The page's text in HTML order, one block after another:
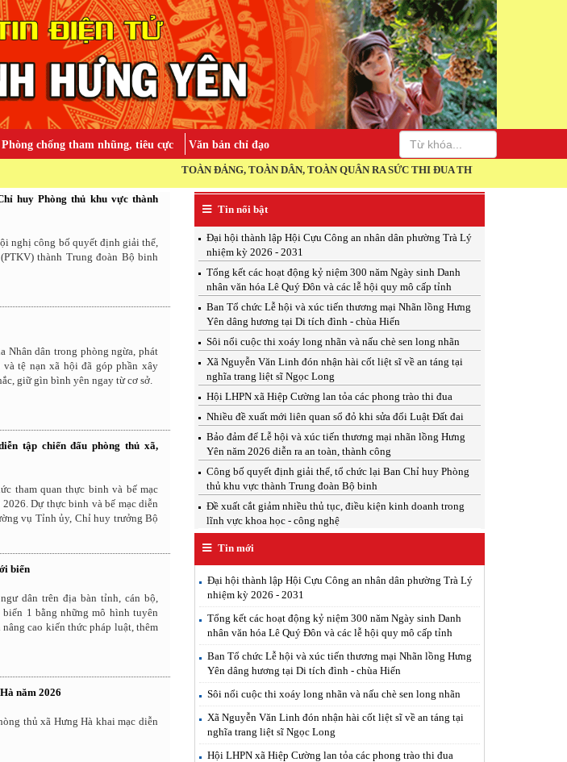
Phòng chống tham nhũng, tiêu cực Văn bản chỉ đạo
TOÀN ĐẢNG, TOÀN DÂN, TOÀN QUÂN RA SỨC THI ĐUA THỰC HIỆN THẮNG LỢI NGHỊ
huy Phòng thủ khu vực thành
nghị công bố quyết định giải thể,
thành Trung đoàn Bộ binh
Nhân dân trong phòng ngừa, phát
tệ nạn xã hội đã góp phần xây
giữ gìn bình yên ngay từ cơ sở.
tập chiến đấu phòng thủ xã,
tham quan thực binh và bế mạc
Dự thực binh và bế mạc diễn
vụ Tỉnh ủy, Chỉ huy trưởng Bộ
biển
dân trên địa bàn tỉnh, cán bộ,
1 bằng những mô hình tuyên
cao kiến thức pháp luật, thêm
năm 2026
thủ xã Hưng Hà khai mạc diễn
Tin nổi bật
Đại hội thành lập Hội Cựu Công an nhân dân phường Trà Lý
nhiệm kỳ 2026 - 2031
Tổng kết các hoạt động kỷ niệm 300 năm Ngày sinh Danh
nhân văn hóa Lê Quý Đôn và các lễ hội quy mô cấp tỉnh
Ban Tổ chức Lễ hội và xúc tiến thương mại Nhãn lồng Hưng
Yên dâng hương tại Di tích đình - chùa Hiến
Sôi nổi cuộc thi xoáy long nhãn và nấu chè sen long nhãn
Xã Nguyễn Văn Linh đón nhận hài cốt liệt sĩ về an táng tại
nghĩa trang liệt sĩ Ngọc Long
Hội LHPN xã Hiệp Cường lan tỏa các phong trào thi đua
Nhiều đề xuất mới liên quan sổ đỏ khi sửa đổi Luật Đất đai
Bảo đảm để Lễ hội và xúc tiến thương mại nhãn lồng Hưng
Yên năm 2026 diễn ra an toàn, thành công
Công bố quyết định giải thể, tổ chức lại Ban Chỉ huy Phòng
thủ khu vực thành Trung đoàn Bộ binh
Đề xuất cắt giảm nhiều thủ tục, điều kiện kinh doanh trong
lĩnh vực khoa học - công nghệ
Tin mới
Đại hội thành lập Hội Cựu Công an nhân dân phường Trà Lý
nhiệm kỳ 2026 - 2031
Tổng kết các hoạt động kỷ niệm 300 năm Ngày sinh Danh
nhân văn hóa Lê Quý Đôn và các lễ hội quy mô cấp tỉnh
Ban Tổ chức Lễ hội và xúc tiến thương mại Nhãn lồng Hưng
Yên dâng hương tại Di tích đình - chùa Hiến
Sôi nổi cuộc thi xoáy long nhãn và nấu chè sen long nhãn
Xã Nguyễn Văn Linh đón nhận hài cốt liệt sĩ về an táng tại
nghĩa trang liệt sĩ Ngọc Long
Hội LHPN xã Hiệp Cường lan tỏa các phong trào thi đua